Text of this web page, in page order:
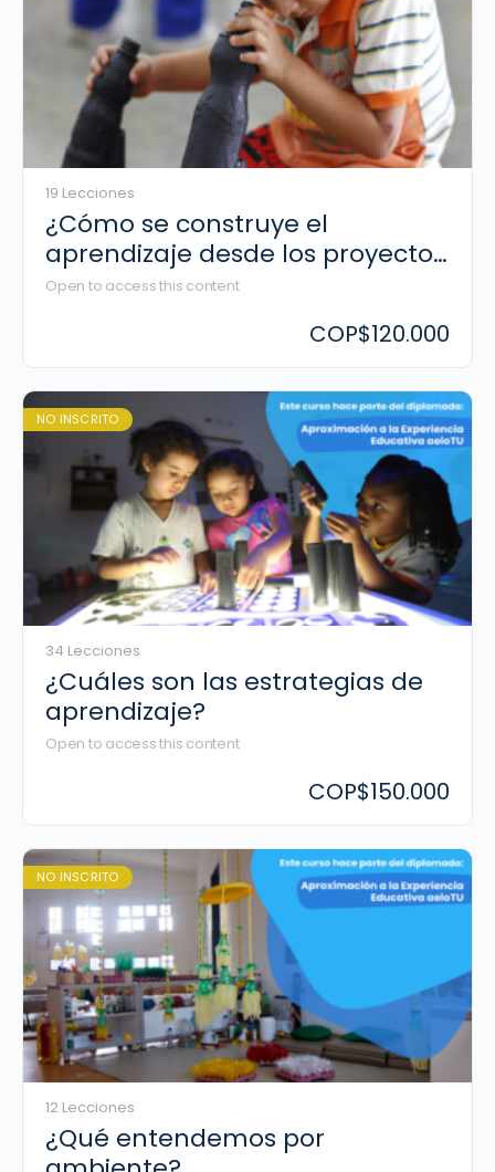
19 Lecciones
¿Cómo se construye el
aprendizaje desde los proyectos
de investigación?
Open to access this content
COP$120.000
NO INSCRITO
34 Lecciones
¿Cuáles son las estrategias de
aprendizaje?
Open to access this content
COP$150.000
NO INSCRITO
12 Lecciones
¿Qué entendemos por